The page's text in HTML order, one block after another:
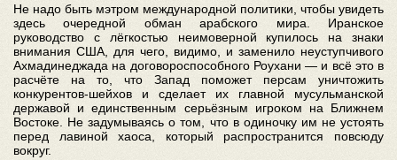
Не надо быть мэтром международной политики, чтобы увидеть
здесь очередной обман арабского мира. Иранское
руководство с лёгкостью неимоверной купилось на знаки
внимания США, для чего, видимо, и заменило неуступчивого
Ахмадинеджада на договороспособного Роухани — и всё это в
расчёте на то, что Запад поможет персам уничтожить
конкурентов-шейхов и сделает их главной мусульманской
державой и единственным серьёзным игроком на Ближнем
Востоке. Не задумываясь о том, что в одиночку им не устоять
перед лавиной хаоса, который распространится повсюду
вокруг.